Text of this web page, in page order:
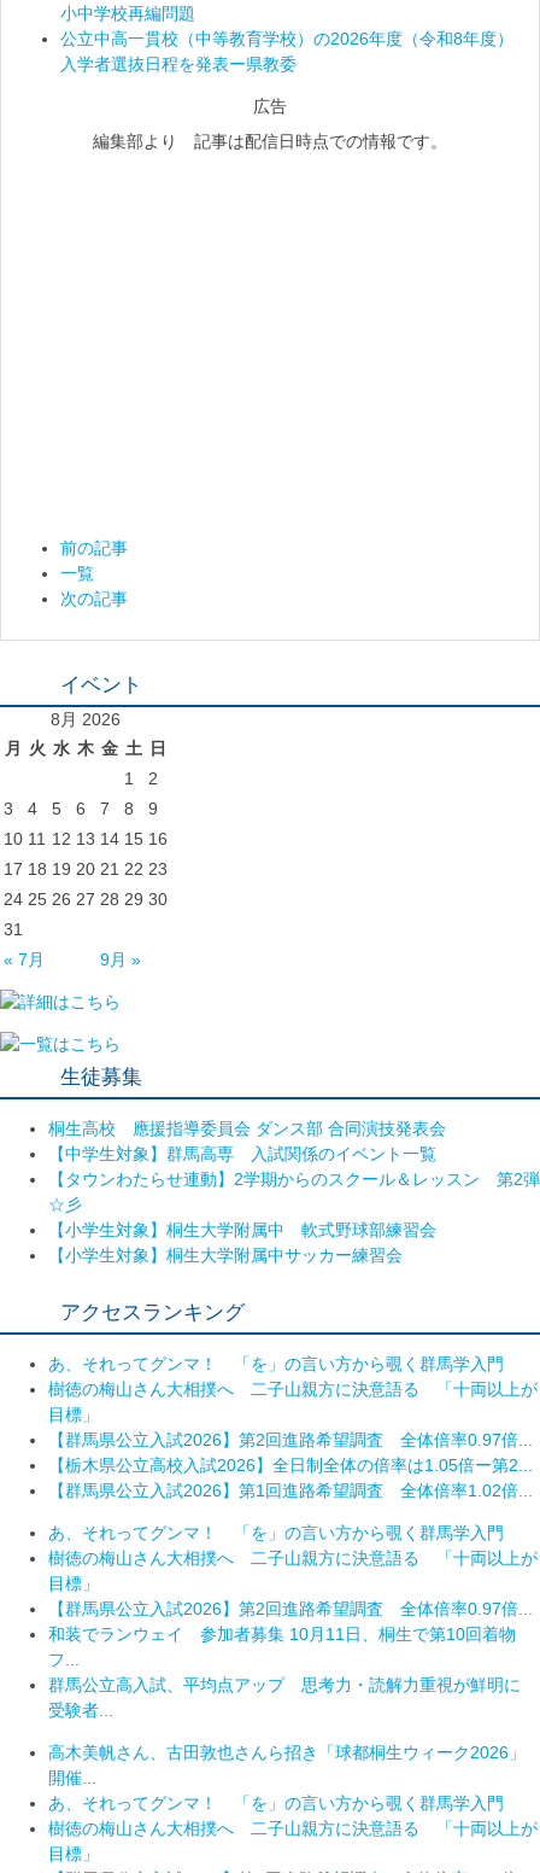
小中学校再編問題
公立中高一貫校（中等教育学校）の2026年度（令和8年度）
入学者選抜日程を発表ー県教委
広告
編集部より 記事は配信日時点での情報です。
前の記事
一覧
次の記事
イベント
8月 2026
月
火 水 木 金 土 日
1
2
3
4 5 6 7 8
9
10 11 12 13 14 15 16
17 18 19 20 21 22 23
24 25 26 27 28 29 30
31
« 7月
9月 »
生徒募集
桐生高校 應援指導委員会 ダンス部 合同演技発表会
【中学生対象】群馬高専 入試関係のイベント一覧
【タウンわたらせ連動】2学期からのスクール＆レッスン 第2弾
☆彡
【小学生対象】桐生大学附属中 軟式野球部練習会
【小学生対象】桐生大学附属中サッカー練習会
アクセスランキング
あ、それってグンマ！ 「を」の言い方から覗く群馬学入門
樹徳の梅山さん大相撲へ 二子山親方に決意語る 「十両以上が
目標」
【群馬県公立入試2026】第2回進路希望調査 全体倍率0.97倍...
【栃木県公立高校入試2026】全日制全体の倍率は1.05倍ー第2...
【群馬県公立入試2026】第1回進路希望調査 全体倍率1.02倍...
あ、それってグンマ！ 「を」の言い方から覗く群馬学入門
樹徳の梅山さん大相撲へ 二子山親方に決意語る 「十両以上が
目標」
【群馬県公立入試2026】第2回進路希望調査 全体倍率0.97倍...
和装でランウェイ 参加者募集 10月11日、桐生で第10回着物
フ...
群馬公立高入試、平均点アップ 思考力・読解力重視が鮮明に
受験者...
高木美帆さん、古田敦也さんら招き「球都桐生ウィーク2026」
開催...
あ、それってグンマ！ 「を」の言い方から覗く群馬学入門
樹徳の梅山さん大相撲へ 二子山親方に決意語る 「十両以上が
目標」